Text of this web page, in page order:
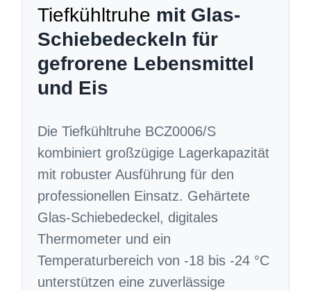
Tiefkühltruhe mit Glas-
Schiebedeckeln für
gefrorene Lebensmittel
und Eis
Die Tiefkühltruhe BCZ0006/S
kombiniert großzügige Lagerkapazität
mit robuster Ausführung für den
professionellen Einsatz. Gehärtete
Glas-Schiebedeckel, digitales
Thermometer und ein
Temperaturbereich von -18 bis -24 °C
unterstützen eine zuverlässige